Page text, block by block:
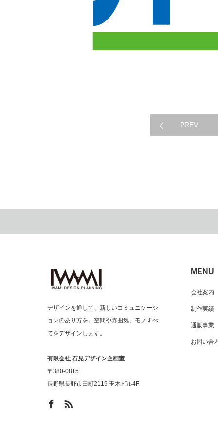
PREV
制作実績
MENU
会社案内
制作実績
通販事業
お問い合
デザインを通して、新しいコミュニケーシ
ョンのあり方を。空間や雰囲気、モノすべ
てをデザインします。
有限会社 石見デザイン企画室
〒380-0815
長野県長野市田町2119 玉木ビル4F